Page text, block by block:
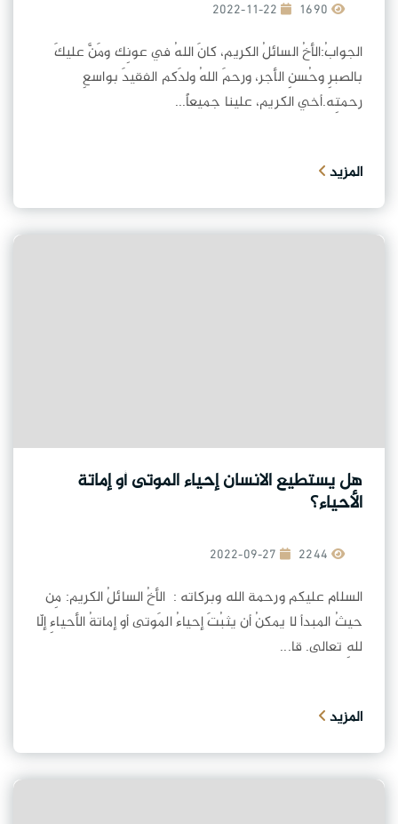
2022-11-22
الجوابُ:الأخُ السائلُ الكريم، كانَ اللهُ في عونِك ومَنَّ عليكَ
بالصبرِ وحُسنِ الأجر، ورحمَ اللهُ ولدَكم الفقيدَ بواسعِ
رحمتِه.أخي الكريم، علينا جميعاً...
المزيد
هل يستطيع الانسان إحياء الموتى أو إماتة
الأحياء؟
2022-09-27
السلام عليكم ورحمة الله وبركاته : الأخُ السائلُ الكريم: مِن
حيثُ المبدأ لا يمكنُ أن يثبُتَ إحياءُ المَوتى أو إماتةُ الأحياءِ إلّا
للهِ تعالى. قا...
المزيد